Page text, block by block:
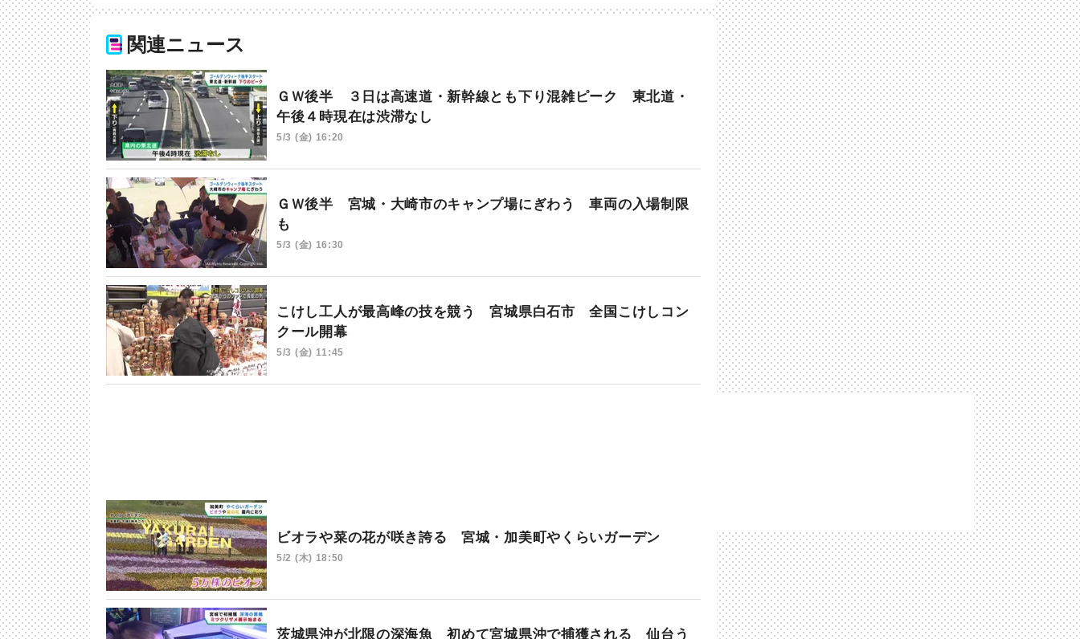
関連ニュース
ＧＷ後半 ３日は高速道・新幹線とも下り混雑ピーク 東北道・
午後４時現在は渋滞なし
5/3 (金) 16:20
ＧＷ後半 宮城・大崎市のキャンプ場にぎわう 車両の入場制限
も
5/3 (金) 16:30
こけし工人が最高峰の技を競う 宮城県白石市 全国こけしコン
クール開幕
5/3 (金) 11:45
ビオラや菜の花が咲き誇る 宮城・加美町やくらいガーデン
5/2 (木) 18:50
茨城県沖が北限の深海魚 初めて宮城県沖で捕獲される 仙台う